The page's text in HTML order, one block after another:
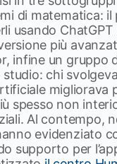
di matematica: il
usando ChatGPT
più
infine un gruppo
studio: chi
migliorava
spesso non
Al contempo,
evidenziato
supporto per